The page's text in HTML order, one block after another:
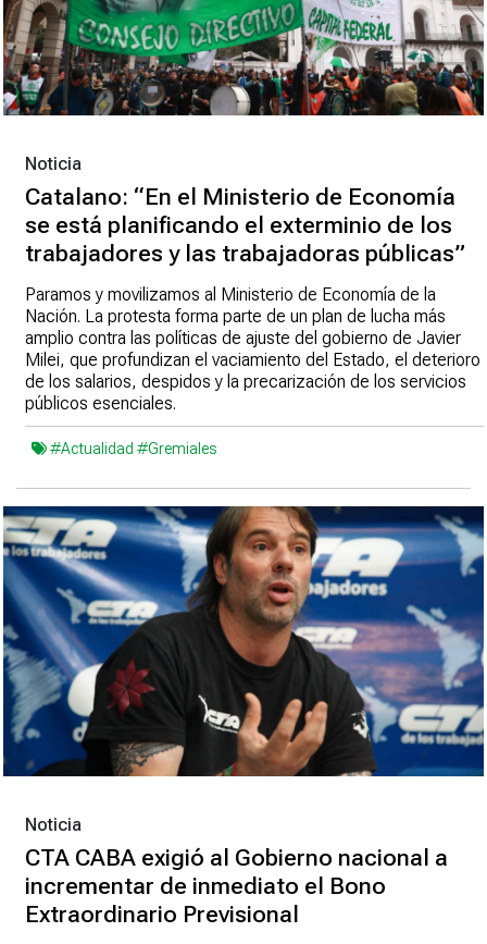
Noticia
Catalano: “En el Ministerio de Economía
se está planificando el exterminio de los
trabajadores y las trabajadoras públicas”
Paramos y movilizamos al Ministerio de Economía de la
Nación. La protesta forma parte de un plan de lucha más
amplio contra las políticas de ajuste del gobierno de Javier
Milei, que profundizan el vaciamiento del Estado, el deterioro
de los salarios, despidos y la precarización de los servicios
públicos esenciales.
#Actualidad #Gremiales
Noticia
CTA CABA exigió al Gobierno nacional a
incrementar de inmediato el Bono
Extraordinario Previsional